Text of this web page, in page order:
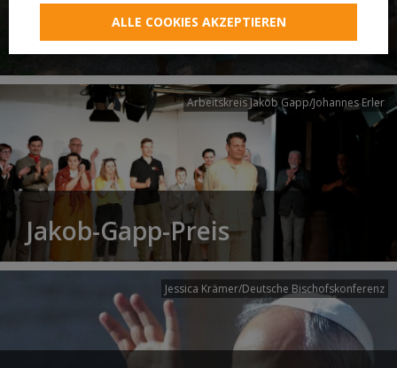
Neuer Pilgerweg Via
Laudato si’
Arbeitskreis Jakob Gapp/Johannes Erler
Jakob-Gapp-Preis
Jessica Krämer/Deutsche Bischofskonferenz
ALLE COOKIES AKZEPTIEREN